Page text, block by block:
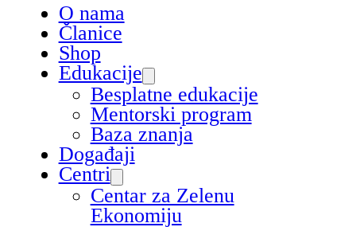
O nama
Članice
Shop
Edukacije
Besplatne edukacije
Mentorski program
Baza znanja
Događaji
Centri
Centar za Zelenu
Ekonomiju